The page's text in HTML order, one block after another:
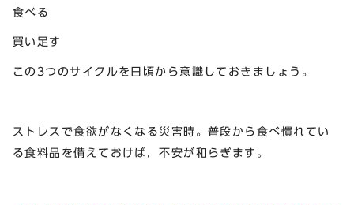
食べる
買い足す
この3つのサイクルを日頃から意識しておきましょう。
ストレスで食欲がなくなる災害時。普段から食べ慣れてい
る食料品を備えておけば，不安が和らぎます。